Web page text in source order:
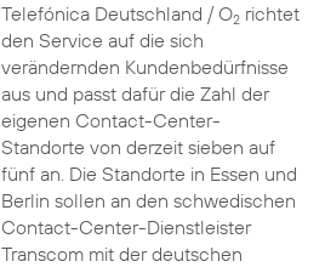
Telefónica Deutschland / O2richtet
den Service auf die sich
verändernden Kundenbedürfnisse
aus und passt dafür die Zahl der
eigenen Contact-Center-
Standorte von derzeit sieben auf
fünf an. Die Standorte in Essen und
Berlin sollen an den schwedischen
Contact-Center-Dienstleister
Transcom mit der deutschen